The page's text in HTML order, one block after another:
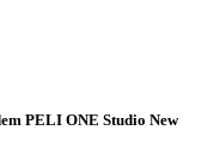
PELI ONE Studio New